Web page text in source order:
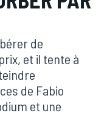
de
et il tente à
de Fabio
et une